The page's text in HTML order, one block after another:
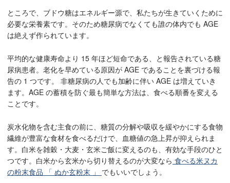
ところで、ブドウ糖はエネルギー源で、私たちが生きていくために
必要な栄養素です。そのため糖尿病でなくても誰の体内でも AGE
は絶えず作られています。
平均的な健康寿命より 15 年ほど短命である、と報告されている糖
尿病患者。老化を早めている原因が AGE であることを裏づける報
告の 1 つです。 非糖尿病の人でも加齢に伴い AGE は増えていき
ます。AGE の蓄積を防ぐ最も簡単な方法は、食べる順番を変える
ことです。
炭水化物を含む主食の前に、糖質の分解や吸収を緩やかにする食物
繊維が豊富な食材を食べるだけで、血糖値の急上昇が抑えられま
す。白米を雑穀・大麦・玄米ご飯に変えるのも、有効な手段のひと
つです。白米から玄米から切り替えるのが大変なら 食べる米ヌカ
の粉末食品 「 ぬか玄粉末 」 でもいいでしょう。